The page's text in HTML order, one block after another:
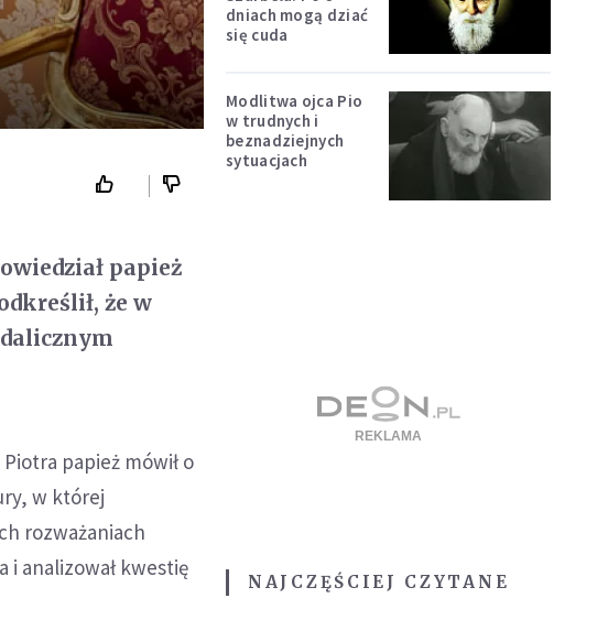
papież
że w
papież mówił o
w której
rozważaniach
i analizował kwestię
dniach mogą dziać
się cuda
Modlitwa ojca Pio
w trudnych i
beznadziejnych
sytuacjach
NAJCZĘŚCIEJ CZYTANE